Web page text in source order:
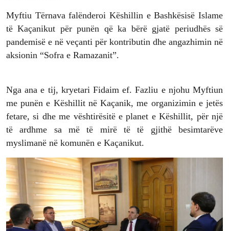
Myftiu Tërnava falënderoi Këshillin e Bashkësisë Islame
të Kaçanikut për punën që ka bërë gjatë periudhës së
pandemisë e në veçanti për kontributin dhe angazhimin në
aksionin “Sofra e Ramazanit”.
Nga ana e tij, kryetari Fidaim ef. Fazliu e njohu Myftiun
me punën e Këshillit në Kaçanik, me organizimin e jetës
fetare, si dhe me vështirësitë e planet e Këshillit, për një
të ardhme sa më të mirë të të gjithë besimtarëve
myslimanë në komunën e Kaçanikut.